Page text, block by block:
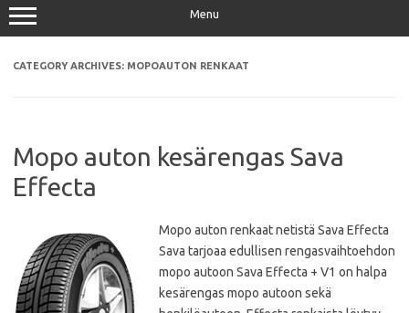
Menu
CATEGORY ARCHIVES: MOPOAUTON RENKAAT
Mopo auton kesärengas Sava
Effecta
Mopo auton renkaat netistä Sava Effecta
Sava tarjoaa edullisen rengasvaihtoehdon
mopo autoon Sava Effecta + V1 on halpa
kesärengas mopo autoon sekä